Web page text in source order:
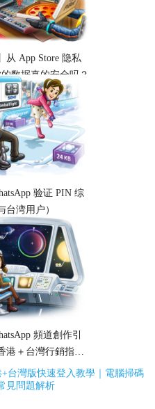
从 App Store 隐私
数据真的安全吗？
验证 PIN 综
台湾用户）
頻道創作引
港＋台灣行銷指
+台灣版快速登入教學｜電腦掃碼
見問題解析